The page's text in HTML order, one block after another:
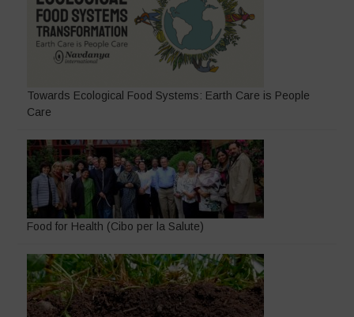
Towards Ecological Food Systems: Earth Care is People
Care
Food for Health (Cibo per la Salute)